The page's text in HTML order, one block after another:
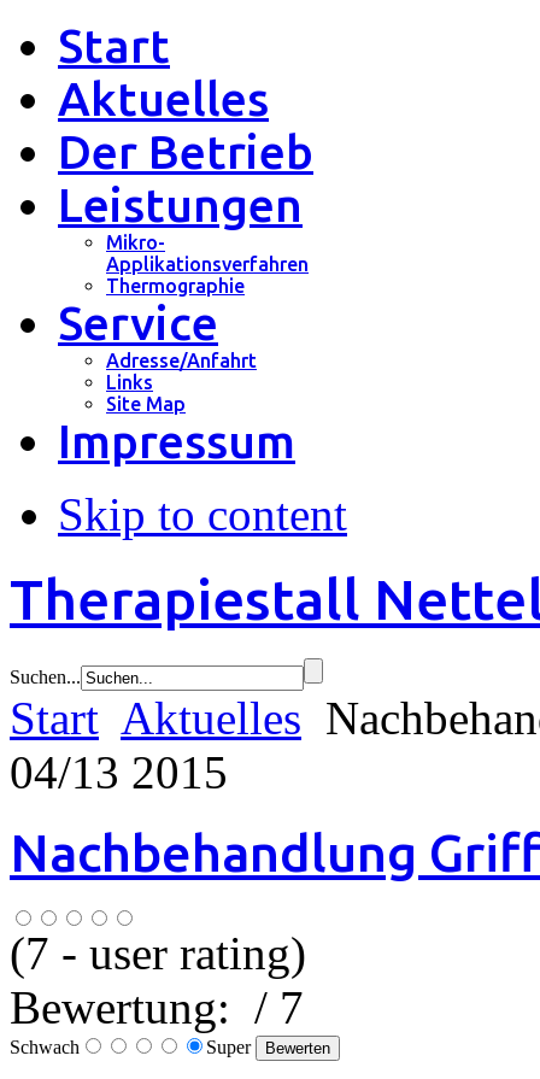
Start
Aktuelles
Der Betrieb
Leistungen
Mikro-
Applikationsverfahren
Thermographie
Service
Adresse/Anfahrt
Links
Site Map
Impressum
Skip to content
Therapiestall
Suchen...
Start Aktuelles
04/13 2015
Nachbehandlung
(7 - user rating)
Bewertung: / 7
Schwach Super